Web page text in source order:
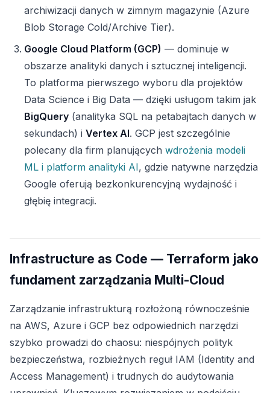
archiwizacji danych w zimnym magazynie (Azure
Blob Storage Cold/Archive Tier).
Google Cloud Platform (GCP) — dominuje w
obszarze analityki danych i sztucznej inteligencji.
To platforma pierwszego wyboru dla projektów
Data Science i Big Data — dzięki usługom takim jak
BigQuery (analityka SQL na petabajtach danych w
sekundach) i Vertex AI. GCP jest szczególnie
polecany dla firm planujących wdrożenia modeli
ML i platform analityki AI, gdzie natywne narzędzia
Google oferują bezkonkurencyjną wydajność i
głębię integracji.
Infrastructure as Code — Terraform jako
fundament zarządzania Multi-Cloud
Zarządzanie infrastrukturą rozłożoną równocześnie
na AWS, Azure i GCP bez odpowiednich narzędzi
szybko prowadzi do chaosu: niespójnych polityk
bezpieczeństwa, rozbieżnych reguł IAM (Identity and
Access Management) i trudnych do audytowania